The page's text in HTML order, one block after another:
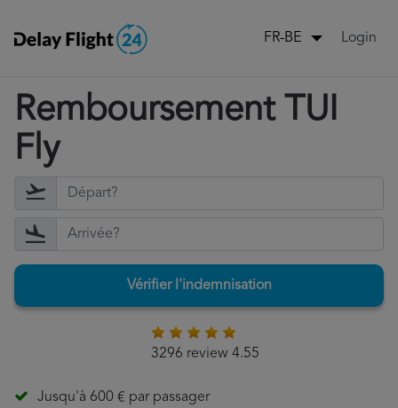
FR-BE Login
Remboursement TUI
Fly
Vérifier l'indemnisation
3296 review 4.55
Jusqu'à 600 € par passager